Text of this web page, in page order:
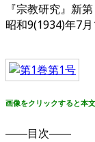
『宗教研究』新
昭和9(1934)年7
画像をクリックすると
――目次――